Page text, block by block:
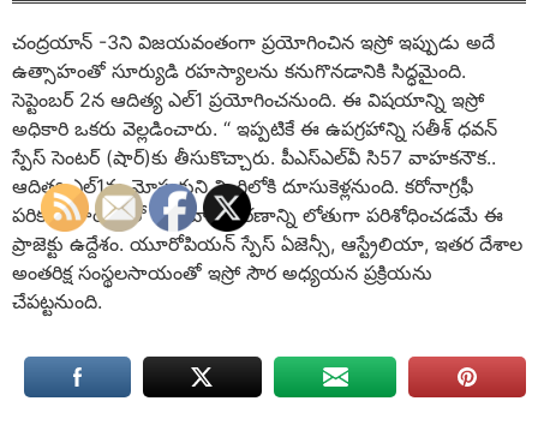
చంద్రయాన్ -3ని విజయవంతంగా ప్రయోగించిన ఇస్రో ఇప్పుడు అదే
ఉత్సాహంతో సూర్యుడి రహస్యాలను కనుగొనడానికి సిద్ధమైంది.
సెప్టెంబర్ 2న ఆదిత్య ఎల్1 ప్రయోగించనుంది. ఈ విషయాన్ని ఇస్రో
అధికారి ఒకరు వెల్లడించారు. “ ఇప్పటికే ఈ ఉపగ్రహాన్ని సతీశ్ ధవన్
స్పేస్ సెంటర్ (షార్)కు తీసుకొచ్చారు. పీఎస్‌ఎల్‌వీ సి57 వాహకనౌక..
ఆదిత్య ఎల్1ను మోసుకుని నింగిలోకి దూసుకెళ్లనుంది. కరోనాగ్రఫీ
పరికరం సాయంతో సౌర వాతావరణాన్ని లోతుగా పరిశోధించడమే ఈ
ప్రాజెక్టు ఉద్దేశం. యూరోపియన్ స్పేస్ ఏజెన్సీ, ఆస్ట్రేలియా, ఇతర దేశాల
అంతరిక్ష సంస్థలసాయంతో ఇస్రో సౌర అధ్యయన ప్రక్రియను
చేపట్టనుంది.